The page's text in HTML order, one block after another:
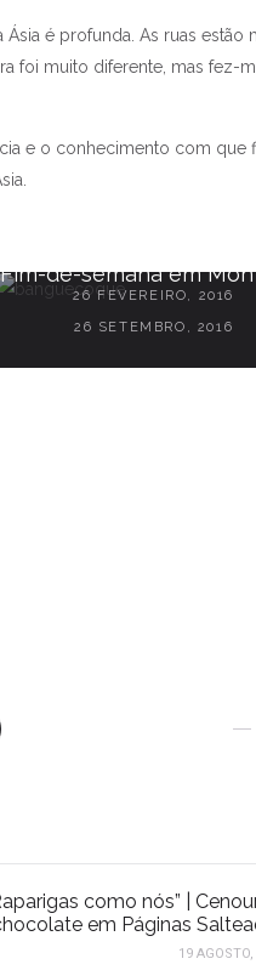
é profunda. As ruas estão
foi muito diferente, mas fez-
e o conhecimento com que
26 FEVEREIRO, 2016
Fim-de-semana em
26 SETEMBRO, 2016
como nós” |
em Páginas
19